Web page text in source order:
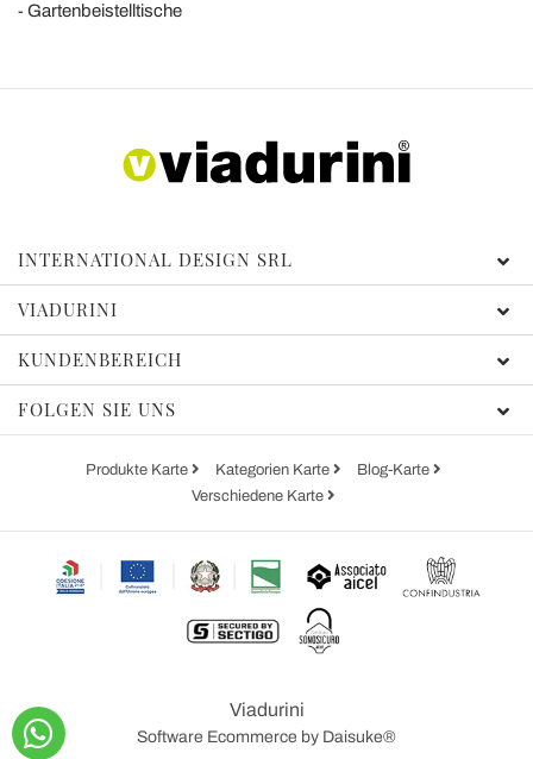
Gartenbeistelltische
INTERNATIONAL DESIGN SRL
VIADURINI
KUNDENBEREICH
FOLGEN SIE UNS
Produkte Karte Kategorien Karte
Blog-Karte
Verschiedene Karte
Viadurini
Software Ecommerce by Daisuke®